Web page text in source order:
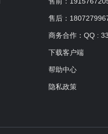
售后：
商务合作：QQ :
下载客户端
帮助中心
隐私政策